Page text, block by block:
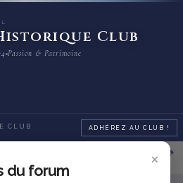
Club
Passion & Patrimoine
CLUB ADHÉREZ AU CLUB !
×
du forum